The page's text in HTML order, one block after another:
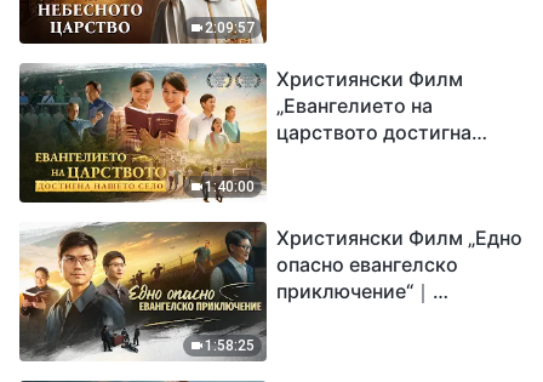
2:09:57
1:40:00
Християнски Филм
„Евангелието на
царството достигна
1:58:25
Християнски Филм „Едно
опасно евангелско
приключение“｜